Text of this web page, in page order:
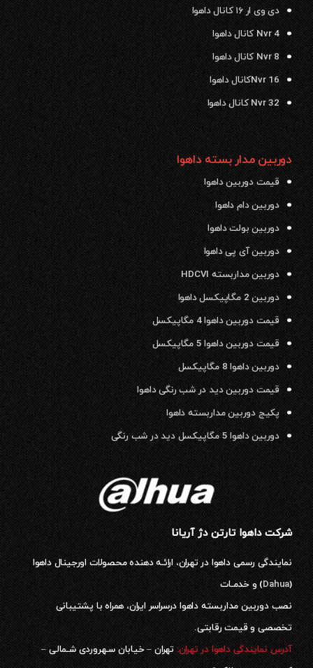
دی وی ار ۱۶ کانال داهوا
Nvr 4 کانال داهوا
Nvr 8 کانال داهوا
Nvr 16کانال داهوا
Nvr 32 کانال داهوا
دوربین مدار بسته داهوا
قیمت دوربین داهوا
دوربین دام داهوا
دوربین بولت داهوا
دوربین آی پی داهوا
دوربین مداربسته HDCVI
دوربین 2 مگاپیکسل داهوا
قیمت دوربین داهوا 4 مگاپیکسل
قیمت دوربین داهوا 5 مگاپیکسل
دوربین داهوا 8 مگاپیکسل
قیمت دوربین دید در شب رنگی داهوا
پکیج دوربین مداربسته داهوا
دوربین داهوا 5 مگاپیکسل دید در شب رنگی
شرکت داهوا تارتن دژ آریانا
نمایندگی رسمی داهوا در تهران، ارائـه دهنده محصولات اورجینال داهوا
(
Dahua) و خدمـات
نصب دوربین مداربسته داهوا درسراسر ایران، همراه با پشتیبانی
تخصصی و قیمت رقابتی.
آدرس نمایندگی داهوا در تهران:تهران – خیابان سـهروردی شـمالی –